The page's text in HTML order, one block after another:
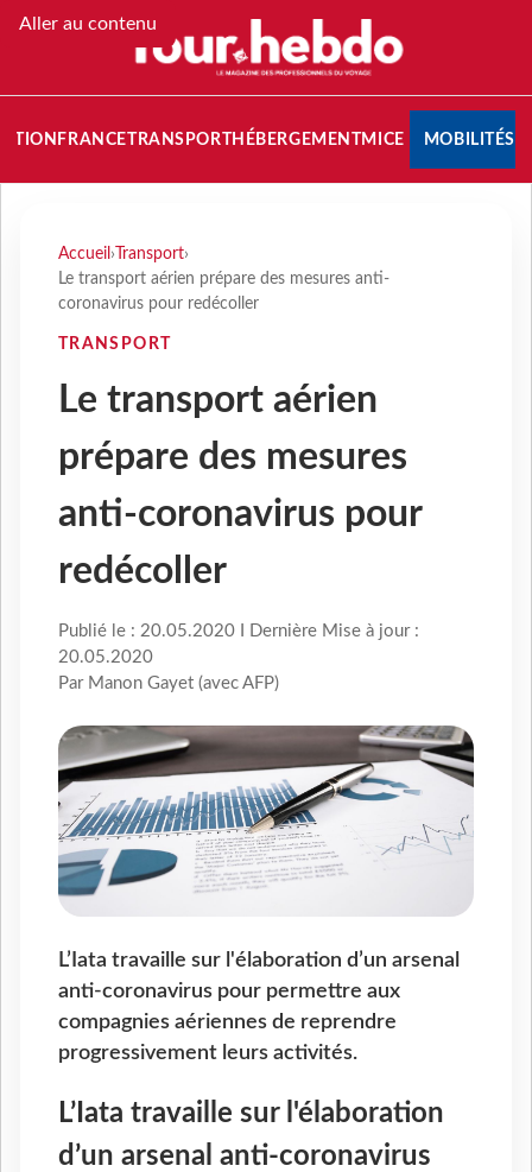
Aller au contenu
FRANCETRANSPORT HÉBERGEMENTMICE MOBILITÉS
Accueil › Transport›
Le transport aérien prépare des mesures anti-
coronavirus pour redécoller
TRANSPORT
Le transport aérien
prépare des mesures
anti-coronavirus pour
redécoller
Publié le : 20.05.2020 I Dernière Mise à jour :
20.05.2020
Par Manon Gayet (avec AFP)
L’Iata travaille sur l'élaboration d’un arsenal
anti-coronavirus pour permettre aux
compagnies aériennes de reprendre
progressivement leurs activités.
L’Iata travaille sur l'élaboration
d’un arsenal anti-coronavirus